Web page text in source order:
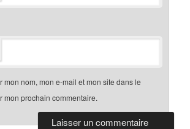
mon nom, mon e-mail et mon site dans le
mon prochain commentaire.